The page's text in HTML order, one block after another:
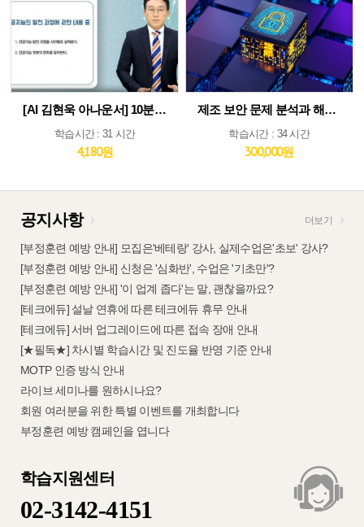
[AI 김현욱 아나운서] 10분이면 따라하는 직장인 ChatGPT 바이블
학습시간 : 31 시간
4,180원
제조 보안 문제 분석과 해법 : IEC 62443 분석 및 구축 전략 집중 분석
학습시간 : 34 시간
300,000원
공지사항 더보기
[부정훈련 예방 안내] 모집은'베테랑' 강사, 실제수업은'초보' 강사?
[부정훈련 예방 안내] 신청은 '심화반', 수업은 '기초만'?
[부정훈련 예방 안내] '이 업계 좁다'는 말, 괜찮을까요?
[테크에듀] 설날 연휴에 따른 테크에듀 휴무 안내
[테크에듀] 서버 업그레이드에 따른 접속 장애 안내
[★필독★] 차시별 학습시간 및 진도율 반영 기준 안내
MOTP 인증 방식 안내
라이브 세미나를 원하시나요?
회원 여러분을 위한 특별 이벤트를 개최합니다
부정훈련 예방 캠페인을 엽니다
학습지원센터
02-3142-4151